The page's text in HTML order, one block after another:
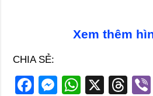
Xem thêm
CHIA SẺ:
F
M
W
X
T